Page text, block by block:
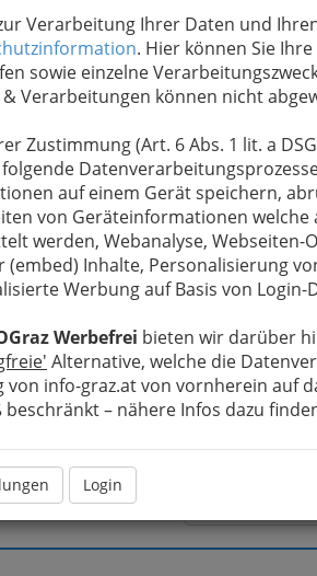
Verarbeitung Ihrer Daten und
. Hier können Sie
sowie einzelne
& Verarbeitungen können nicht
Zustimmung (Art. 6 Abs. 1 lit. a
auf einem Gerät speichern,
von Geräteinformationen welche
werden, Webanalyse, Webseiten-
(embed) Inhalte, Personalisierung
Werbung auf Basis von
Werbefrei bieten wir darüber
Alternative, welche die
von info-graz.at von vornherein auf
beschränkt – nähere Infos dazu
Login
bewahren, verwenden wir an
Ihre Nachricht wird nach
Management GmbH
Meine Nachricht
Meine